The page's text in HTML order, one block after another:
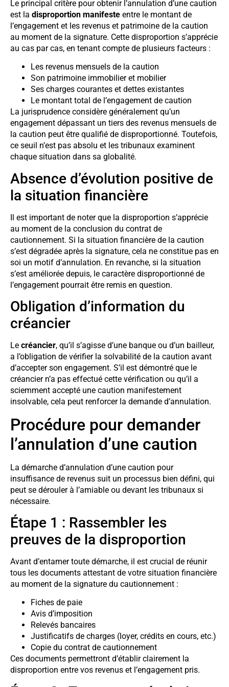
Le principal critère pour obtenir l’annulation d’une caution
est la disproportion manifeste entre le montant de
l’engagement et les revenus et patrimoine de la caution
au moment de la signature. Cette disproportion s’apprécie
au cas par cas, en tenant compte de plusieurs facteurs :
Les revenus mensuels de la caution
Son patrimoine immobilier et mobilier
Ses charges courantes et dettes existantes
Le montant total de l’engagement de caution
La jurisprudence considère généralement qu’un
engagement dépassant un tiers des revenus mensuels de
la caution peut être qualifié de disproportionné. Toutefois,
ce seuil n’est pas absolu et les tribunaux examinent
chaque situation dans sa globalité.
Absence d’évolution positive de
la situation financière
Il est important de noter que la disproportion s’apprécie
au moment de la conclusion du contrat de
cautionnement. Si la situation financière de la caution
s’est dégradée après la signature, cela ne constitue pas en
soi un motif d’annulation. En revanche, si la situation
s’est améliorée depuis, le caractère disproportionné de
l’engagement pourrait être remis en question.
Obligation d’information du
créancier
Le créancier, qu’il s’agisse d’une banque ou d’un bailleur,
a l’obligation de vérifier la solvabilité de la caution avant
d’accepter son engagement. S’il est démontré que le
créancier n’a pas effectué cette vérification ou qu’il a
sciemment accepté une caution manifestement
insolvable, cela peut renforcer la demande d’annulation.
Procédure pour demander
l’annulation d’une caution
La démarche d’annulation d’une caution pour
insuffisance de revenus suit un processus bien défini, qui
peut se dérouler à l’amiable ou devant les tribunaux si
nécessaire.
Étape 1 : Rassembler les
preuves de la disproportion
Avant d’entamer toute démarche, il est crucial de réunir
tous les documents attestant de votre situation financière
au moment de la signature du cautionnement :
Fiches de paie
Avis d’imposition
Relevés bancaires
Justificatifs de charges (loyer, crédits en cours, etc.)
Copie du contrat de cautionnement
Ces documents permettront d’établir clairement la
disproportion entre vos revenus et l’engagement pris.